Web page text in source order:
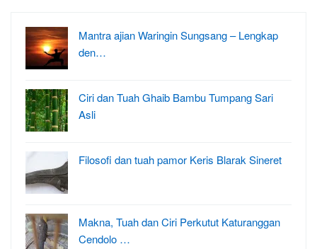
Mantra ajian Waringin Sungsang – Lengkap
den…
Ciri dan Tuah Ghaib Bambu Tumpang Sari
Asli
Filosofi dan tuah pamor Keris Blarak Sineret
Makna, Tuah dan Ciri Perkutut Katuranggan
Cendolo …